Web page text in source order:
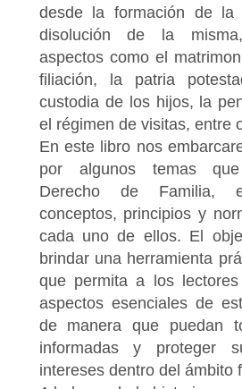
desde la formación de la
disolución de la
aspectos como el
filiación, la patria
custodia de los hijos, la
el régimen de visitas, entre
En este libro nos
por algunos temas
Derecho de Familia,
conceptos, principios y
cada uno de ellos. El
brindar una herramienta
que permita a los
aspectos esenciales de
de manera que puedan
informadas y proteger
intereses dentro del ámbito